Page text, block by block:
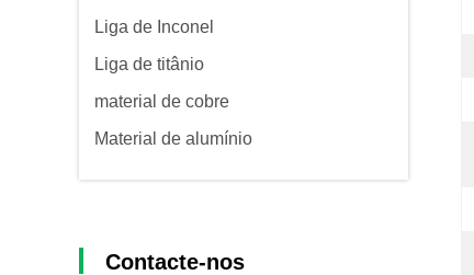
Liga de Inconel
Liga de titânio
material de cobre
Material de alumínio
Contacte-nos